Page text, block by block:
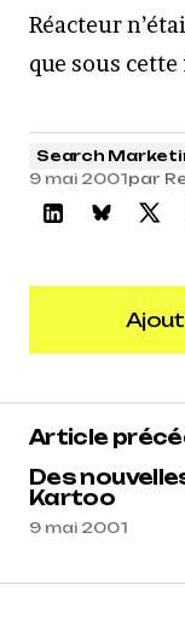
Réacteur
que sous cette
Search
9 mai 2001par
Article
Des
Kartoo
9 mai 2001